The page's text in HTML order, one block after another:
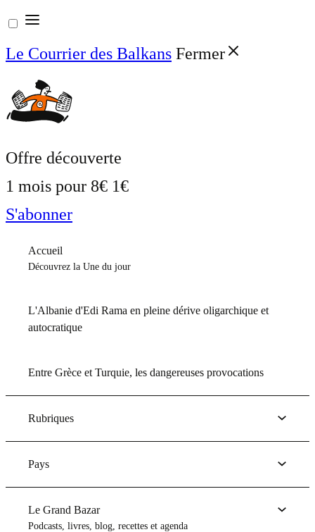
Aller
au
contenu
Le Courrier des Balkans Fermer
Offre découverte
1 mois pour 8€ 1€
S'abonner
Accueil
Découvrez la Une du jour
L'Albanie d'Edi Rama en pleine dérive oligarchique et
autocratique
Entre Grèce et Turquie, les dangereuses provocations
Rubriques
Pays
Le Grand Bazar
Podcasts, livres, blog, recettes et agenda